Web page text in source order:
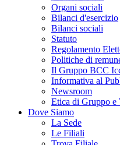
Organi sociali
Bilanci d'esercizio
Bilanci sociali
Statuto
Regolamento
Politiche di
Il Gruppo BCC
Informativa al
Newsroom
Etica di Gruppo
Dove Siamo
La Sede
Le Filiali